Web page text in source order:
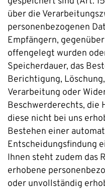
über die
personenbezogenen
Empfängern,
offengelegt wurden
Speicherdauer, das
Berichtigung,
Verarbeitung oder
Beschwerderechts, die
diese nicht bei uns
Bestehen einer
Entscheidungsfindung
Ihnen steht zudem das
erhobene
oder unvollständig